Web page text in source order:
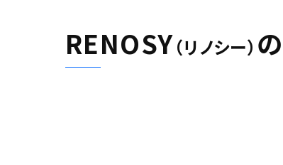
RENOSY（リノシー） の